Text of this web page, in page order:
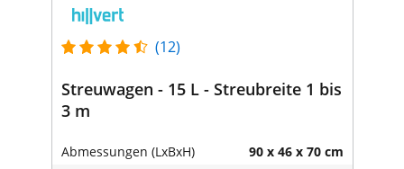
(12)
Streuwagen - 15 L - Streubreite 1 bis
3 m
Abmessungen (LxBxH) 90 x 46 x 70 cm